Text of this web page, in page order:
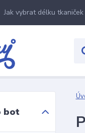
Jak vybrat délku tkaniček
bot